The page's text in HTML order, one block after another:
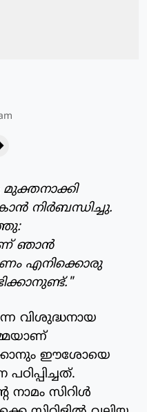
നിര്‍ബന്ധിച്ചു.
ഞാന്‍
എനിക്കൊരു
വിശുദ്ധനായ
ഈശോയെ
നാമം സിറിള്‍